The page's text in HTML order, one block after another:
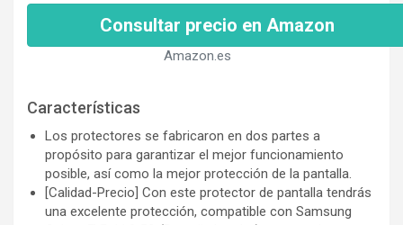
Consultar precio en Amazon
Amazon.es
Características
Los protectores se fabricaron en dos partes a
propósito para garantizar el mejor funcionamiento
posible, así como la mejor protección de la pantalla.
[Calidad-Precio] Con este protector de pantalla tendrás
una excelente protección, compatible con Samsung